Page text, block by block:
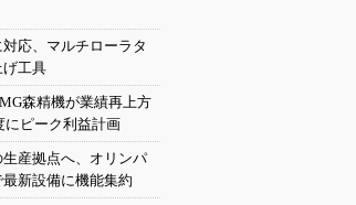
応、マルチローラタ
げ工具
森精機が業績再上方
にピーク利益計画
産拠点へ、オリンパ
新設備に機能集約